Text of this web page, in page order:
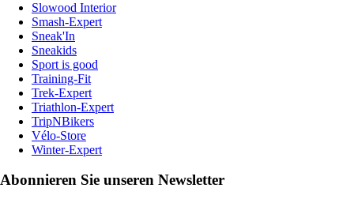
Slowood Interior
Smash-Expert
Sneak'In
Sneakids
Sport is good
Training-Fit
Trek-Expert
Triathlon-Expert
TripNBikers
Vélo-Store
Winter-Expert
Abonnieren Sie unseren Newsletter